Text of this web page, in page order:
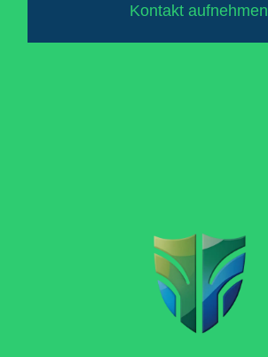
Kontakt aufnehmen